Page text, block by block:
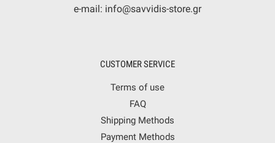
e-mail: info@savvidis-store.gr
CUSTOMER SERVICE
Terms of use
FAQ
Shipping Methods
Payment Methods